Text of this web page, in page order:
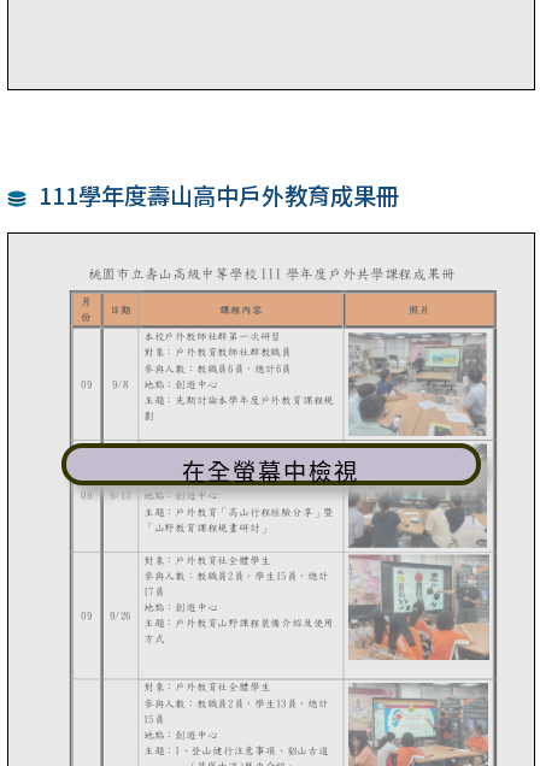
111學年度壽山高中戶外教育成果冊
在全螢幕中檢視